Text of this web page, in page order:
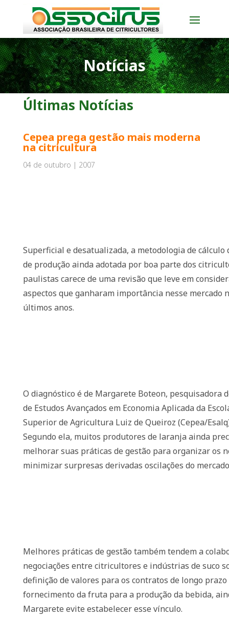
Notícias
Últimas Notícias
Cepea prega gestão mais moderna
na citricultura
04 de outubro | 2007
Superficial e desatualizada, a metodologia de cálculo
de produção ainda adotada por boa parte dos
paulistas carece de uma revisão que leve em
aspectos que ganharam importância nesse mercado
últimos anos.
O diagnóstico é de Margarete Boteon, pesquisadora
de Estudos Avançados em Economia Aplicada da
Superior de Agricultura Luiz de Queiroz (Cepea/
Segundo ela, muitos produtores de laranja ainda
melhorar suas práticas de gestão para organizar os
minimizar surpresas derivadas oscilações do
Melhores práticas de gestão também tendem a
negociações entre citricultores e indústrias de suco
definição de valores para os contratos de longo prazo
fornecimento da fruta para a produção da bebida,
Margarete evite estabelecer esse vínculo.